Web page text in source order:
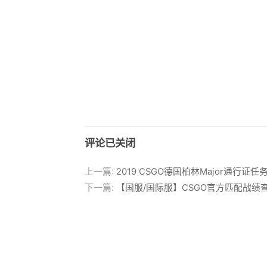
评论已关闭
上一篇: 2019 CSGO德国柏林Major通行证任
下一篇:
【国服/国际服】CSGO官方匹配战绩